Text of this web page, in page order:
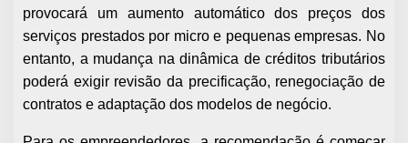
provocará um aumento automático dos preços dos
serviços prestados por micro e pequenas empresas. No
entanto, a mudança na dinâmica de créditos tributários
poderá exigir revisão da precificação, renegociação de
contratos e adaptação dos modelos de negócio.